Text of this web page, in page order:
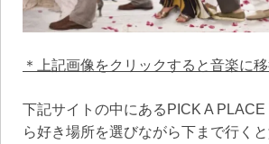
＊上記画像をクリックすると音楽に移
下記サイトの中にあるPICK A
ら好き場所を選びながら下まで行く